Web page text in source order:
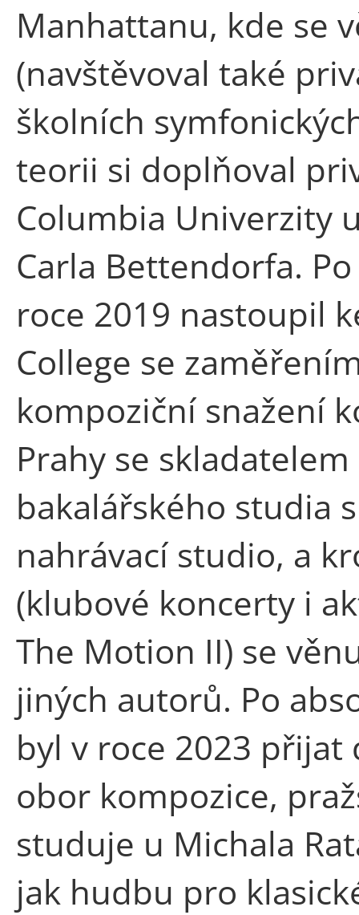
Manhattanu, kde se
(navštěvoval také
školních
teorii si doplňoval
Columbia Univerzity
Carla Bettendorfa.
roce 2019 nastoupil
College se
kompoziční snažení
Prahy se
bakalářského studia
nahrávací studio, a
(klubové koncerty i
The Motion II) se
jiných autorů. Po
byl v roce 2023
obor kompozice,
studuje u Michala
jak hudbu pro